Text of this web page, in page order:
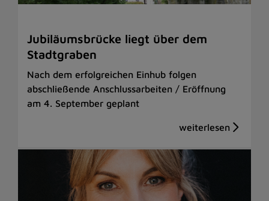
Jubiläumsbrücke liegt über dem
Stadtgraben
Nach dem erfolgreichen Einhub folgen
abschließende Anschlussarbeiten / Eröffnung
am 4. September geplant